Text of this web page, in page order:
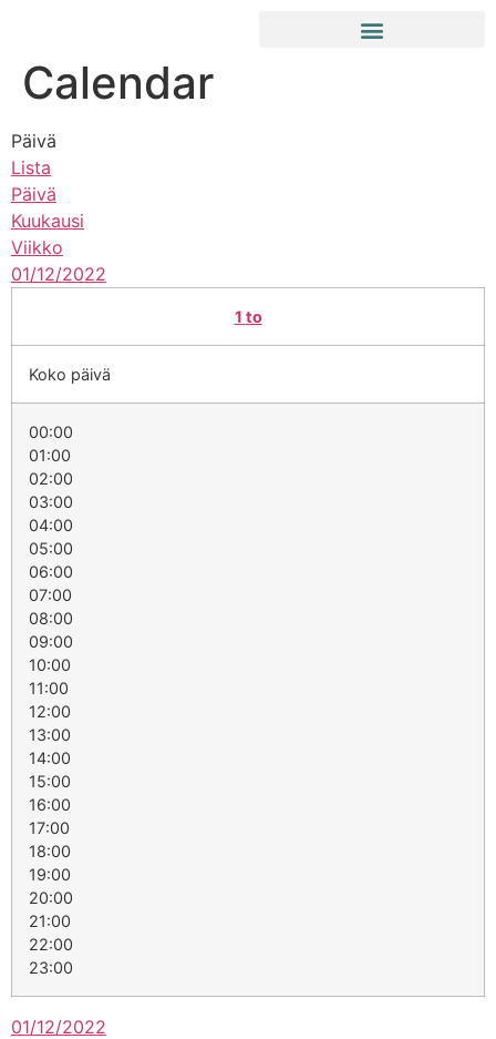
Calendar
Päivä
Lista
Päivä
Kuukausi
Viikko
01/12/2022
1 to
Koko päivä
00:00
01:00
02:00
03:00
04:00
05:00
06:00
07:00
08:00
09:00
10:00
11:00
12:00
13:00
14:00
15:00
16:00
17:00
18:00
19:00
20:00
21:00
22:00
23:00
01/12/2022